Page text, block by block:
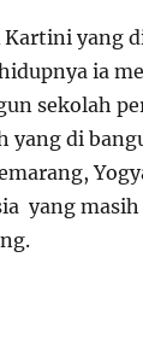
yang
ia
sekolah
yang di
yang